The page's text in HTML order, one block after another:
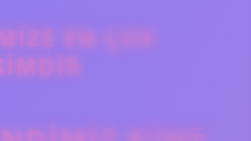
EN ÇOK